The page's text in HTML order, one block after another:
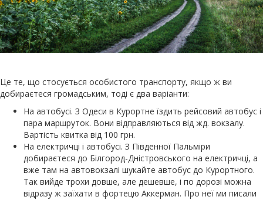
Це те, що стосується особистого транспорту, якщо ж ви
добираєтеся громадським, тоді є два варіанти:
На автобусі. З Одеси в Курортне їздить рейсовий автобус і
пара маршруток. Вони відправляються від жд. вокзалу.
Вартість квитка від 100 грн.
На електричці і автобусі. З Південної Пальміри
добираєтеся до Білгород-Дністровського на електричці, а
вже там на автовокзалі шукайте автобус до Курортного.
Так вийде трохи довше, але дешевше, і по дорозі можна
відразу ж заїхати в фортецю Аккерман. Про неї ми писали